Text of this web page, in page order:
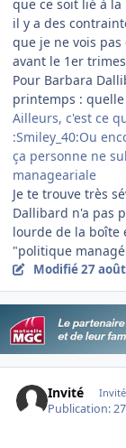
que ce soit lié à
il y a des
que je ne vois
avant le 1er
Pour Barbara
printemps :
Ailleurs, c'est ce
:Smiley_40:Ou
ça personne ne
manageariale
Je te trouve très
Dallibard n'a pas
lourde de la boîte
"politique
Modifié27
Invité
Publication: